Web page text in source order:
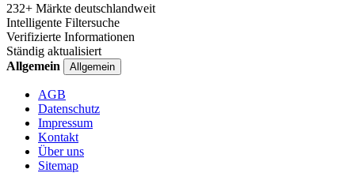
232+ Märkte deutschlandweit
Intelligente Filtersuche
Verifizierte Informationen
Ständig aktualisiert
Allgemein
Allgemein
AGB
Datenschutz
Impressum
Kontakt
Über uns
Sitemap